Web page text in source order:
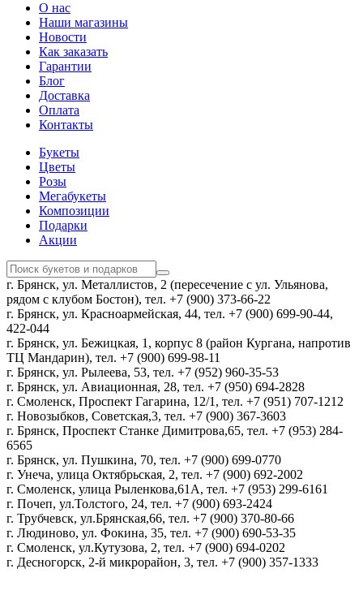
О нас
Наши магазины
Новости
Как заказать
Гарантии
Блог
Доставка
Оплата
Контакты
Букеты
Цветы
Розы
Мегабукеты
Композиции
Подарки
Акции
г. Брянск, ул. Металлистов, 2 (пересечение с ул. Ульянова,
рядом с клубом Бостон), тел. +7 (900) 373-66-22
г. Брянск, ул. Красноармейская, 44, тел. +7 (900) 699-90-44,
422-044
г. Брянск, ул. Бежицкая, 1, корпус 8 (район Кургана, напротив
ТЦ Мандарин), тел. +7 (900) 699-98-11
г. Брянск, ул. Рылеева, 53, тел. +7 (952) 960-35-53
г. Брянск, ул. Авиационная, 28, тел. +7 (950) 694-2828
г. Смоленск, Проспект Гагарина, 12/1, тел. +7 (951) 707-1212
г. Новозыбков, Советская,3, тел. +7 (900) 367-3603
г. Брянск, Проспект Станке Димитрова,65, тел. +7 (953) 284-
6565
г. Брянск, ул. Пушкина, 70, тел. +7 (900) 699-0770
г. Унеча, улица Октябрьская, 2, тел. +7 (900) 692-2002
г. Смоленск, улица Рыленкова,61А, тел. +7 (953) 299-6161
г. Почеп, ул.Толстого, 24, тел. +7 (900) 693-2424
г. Трубчевск, ул.Брянская,66, тел. +7 (900) 370-80-66
г. Людиново, ул. Фокина, 35, тел. +7 (900) 690-53-35
г. Смоленск, ул.Кутузова, 2, тел. +7 (900) 694-0202
г. Десногорск, 2-й микрорайон, 3, тел. +7 (900) 357-1333